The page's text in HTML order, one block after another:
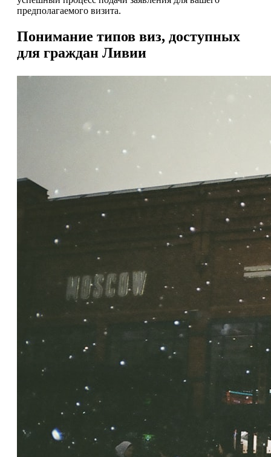
предполагаемого визита.
Понимание типов виз, доступных
для граждан Ливии